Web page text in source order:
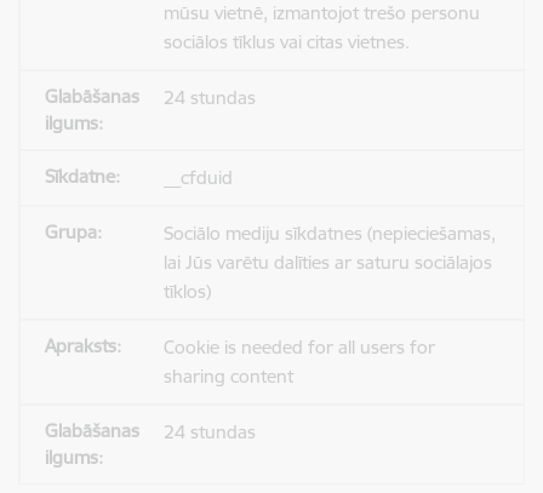
mūsu vietnē, izmantojot trešo personu
sociālos tīklus vai citas vietnes.
24 stundas
__cfduid
Sociālo mediju sīkdatnes (nepieciešamas,
lai Jūs varētu dalīties ar saturu sociālajos
tīklos)
Cookie is needed for all users for
sharing content
24 stundas